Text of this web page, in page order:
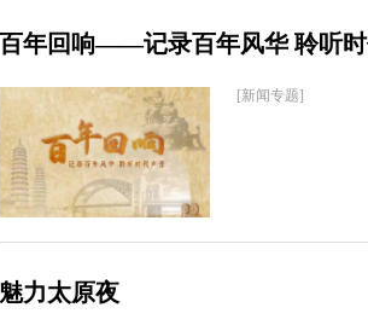
百年回响——记录百年风华 聆听
[新闻专题]
魅力太原夜